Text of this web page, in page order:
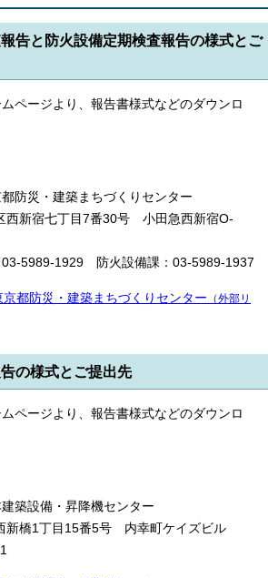
告と防火設備定期検査報告の様式とご
ページより、報告書様式などのダウンロ
防災・建築まちづくりセンター
新宿七丁目7番30号 小田急西新宿O-
5989-1929 防火設備課：03-5989-1937
都防災・建築まちづくりセンター （外部リ
の様式とご提出先
ページより、報告書様式などのダウンロ
築設備・昇降機センター
橋1丁目15番5号 内幸町ケイズビル